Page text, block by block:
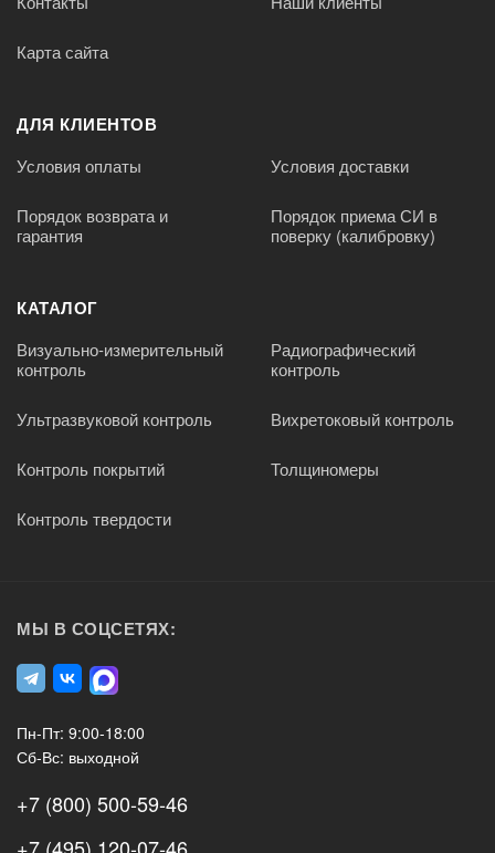
Карта сайта
ДЛЯ КЛИЕНТОВ
Условия оплаты Условия доставки
Порядок возврата и
гарантия
Порядок приема СИ в
поверку (калибровку)
КАТАЛОГ
Визуально-измерительный
контроль
Радиографический
контроль
Ультразвуковой контроль Вихретоковый контроль
Контроль покрытий Толщиномеры
Контроль твердости
МЫ В СОЦСЕТЯХ:
Пн-Пт: 9:00-18:00
Сб-Вс: выходной
+7 (800) 500-59-46